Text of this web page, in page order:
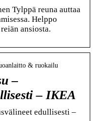
Tylppä reuna auttaa
Helppo
ansiosta.
& ruokailu
–
– IKEA
edullisesti –